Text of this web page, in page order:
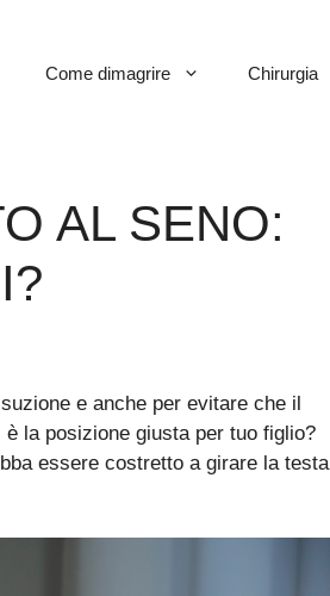
Come dimagrire Chirurgia
AL SENO:
e anche per evitare che il
la posizione giusta per tuo figlio?
essere costretto a girare la testa